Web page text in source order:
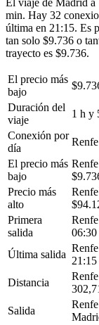
min. Hay 32
última en 21:15. Es
tan solo $9.736 o
trayecto es $9.736.
El precio más
bajo
Duración del
viaje
1 h y
Conexión por
día
El precio más
bajo
Precio más
alto
Primera
salida
06:30
Última salida
21:15
Distancia
Salida